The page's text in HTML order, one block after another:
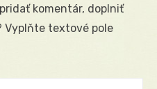
komentár, doplniť
Vyplňte textové pole